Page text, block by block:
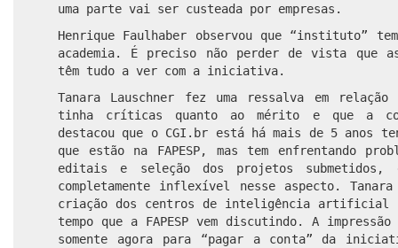
uma parte vai ser custeada por empresas.
Henrique Faulhaber observou que “instituto”
academia. É preciso não perder de vista que
têm tudo a ver com a iniciativa.
Tanara Lauschner fez uma ressalva em
tinha críticas quanto ao mérito e que a
destacou que o CGI.br está há mais de 5 anos
que estão na FAPESP, mas tem enfrentando
editais e seleção dos projetos submetidos,
completamente inflexível nesse aspecto.
criação dos centros de inteligência artificial
tempo que a FAPESP vem discutindo. A
somente agora para “pagar a conta” da